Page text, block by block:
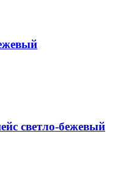
светло-бежевый